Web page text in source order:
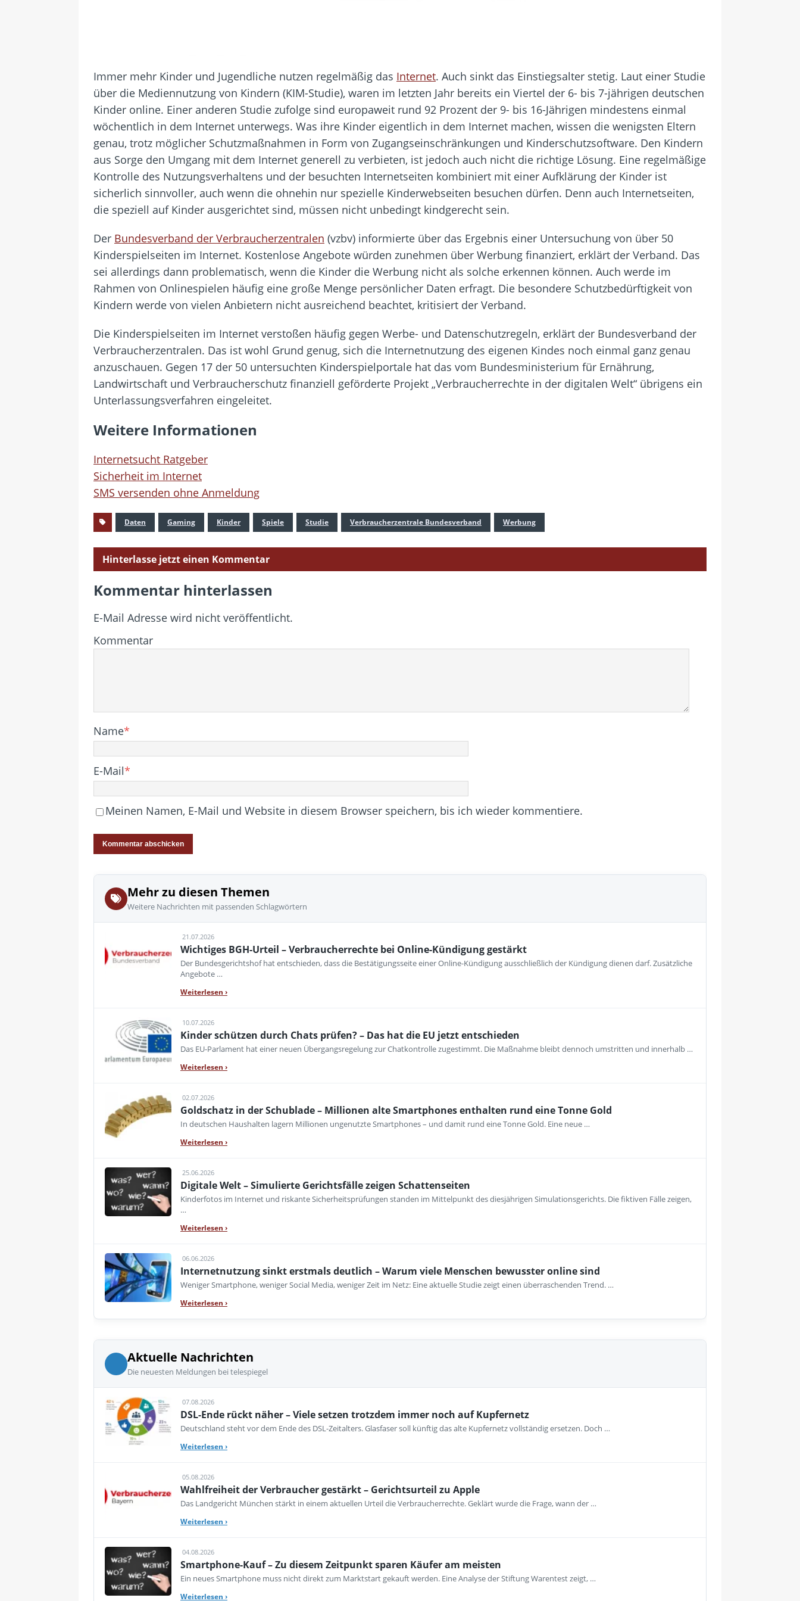
Immer mehr Kinder und Jugendliche nutzen regelmäßig das Internet. Auch sinkt das Einstiegsalter stetig. Laut einer Studie
über die Mediennutzung von Kindern (KIM-Studie), waren im letzten Jahr bereits ein Viertel der 6- bis 7-jährigen deutschen
Kinder online. Einer anderen Studie zufolge sind europaweit rund 92 Prozent der 9- bis 16-Jährigen mindestens einmal
wöchentlich in dem Internet unterwegs. Was ihre Kinder eigentlich in dem Internet machen, wissen die wenigsten Eltern
genau, trotz möglicher Schutzmaßnahmen in Form von Zugangseinschränkungen und Kinderschutzsoftware. Den Kindern
aus Sorge den Umgang mit dem Internet generell zu verbieten, ist jedoch auch nicht die richtige Lösung. Eine regelmäßige
Kontrolle des Nutzungsverhaltens und der besuchten Internetseiten kombiniert mit einer Aufklärung der Kinder ist
sicherlich sinnvoller, auch wenn die ohnehin nur spezielle Kinderwebseiten besuchen dürfen. Denn auch Internetseiten,
die speziell auf Kinder ausgerichtet sind, müssen nicht unbedingt kindgerecht sein.
Der Bundesverband der Verbraucherzentralen (vzbv) informierte über das Ergebnis einer Untersuchung von über 50
Kinderspielseiten im Internet. Kostenlose Angebote würden zunehmen über Werbung finanziert, erklärt der Verband. Das
sei allerdings dann problematisch, wenn die Kinder die Werbung nicht als solche erkennen können. Auch werde im
Rahmen von Onlinespielen häufig eine große Menge persönlicher Daten erfragt. Die besondere Schutzbedürftigkeit von
Kindern werde von vielen Anbietern nicht ausreichend beachtet, kritisiert der Verband.
Die Kinderspielseiten im Internet verstoßen häufig gegen Werbe- und Datenschutzregeln, erklärt der Bundesverband der
Verbraucherzentralen. Das ist wohl Grund genug, sich die Internetnutzung des eigenen Kindes noch einmal ganz genau
anzuschauen. Gegen 17 der 50 untersuchten Kinderspielportale hat das vom Bundesministerium für Ernährung,
Landwirtschaft und Verbraucherschutz finanziell geförderte Projekt „Verbraucherrechte in der digitalen Welt“ übrigens ein
Unterlassungsverfahren eingeleitet.
Weitere Informationen
Internetsucht Ratgeber
Sicherheit im Internet
SMS versenden ohne Anmeldung
Daten Gaming Kinder Spiele Studie Verbraucherzentrale Bundesverband Werbung
Hinterlasse jetzt einen Kommentar
Kommentar hinterlassen
E-Mail Adresse wird nicht veröffentlicht.
Kommentar
Name*
E-Mail*
Meinen Namen, E-Mail und Website in diesem Browser speichern, bis ich wieder kommentiere.
Mehr zu diesen Themen
Weitere Nachrichten mit passenden Schlagwörtern
21.07.2026
Wichtiges BGH-Urteil – Verbraucherrechte bei Online-Kündigung gestärkt
Der Bundesgerichtshof hat entschieden, dass die Bestätigungsseite einer Online-Kündigung ausschließlich der Kündigung dienen darf. Zusätzliche
Angebote …
Weiterlesen ›
10.07.2026
Kinder schützen durch Chats prüfen? – Das hat die EU jetzt entschieden
Das EU-Parlament hat einer neuen Übergangsregelung zur Chatkontrolle zugestimmt. Die Maßnahme bleibt dennoch umstritten und innerhalb …
Weiterlesen ›
02.07.2026
Goldschatz in der Schublade – Millionen alte Smartphones enthalten rund eine Tonne Gold
In deutschen Haushalten lagern Millionen ungenutzte Smartphones – und damit rund eine Tonne Gold. Eine neue …
Weiterlesen ›
25.06.2026
Digitale Welt – Simulierte Gerichtsfälle zeigen Schattenseiten
Kinderfotos im Internet und riskante Sicherheitsprüfungen standen im Mittelpunkt des diesjährigen Simulationsgerichts. Die fiktiven Fälle zeigen,
…
Weiterlesen ›
06.06.2026
Internetnutzung sinkt erstmals deutlich – Warum viele Menschen bewusster online sind
Weniger Smartphone, weniger Social Media, weniger Zeit im Netz: Eine aktuelle Studie zeigt einen überraschenden Trend. …
Weiterlesen ›
Aktuelle Nachrichten
Die neuesten Meldungen bei telespiegel
07.08.2026
DSL-Ende rückt näher – Viele setzen trotzdem immer noch auf Kupfernetz
Deutschland steht vor dem Ende des DSL-Zeitalters. Glasfaser soll künftig das alte Kupfernetz vollständig ersetzen. Doch …
Weiterlesen ›
05.08.2026
Wahlfreiheit der Verbraucher gestärkt – Gerichtsurteil zu Apple
Das Landgericht München stärkt in einem aktuellen Urteil die Verbraucherrechte. Geklärt wurde die Frage, wann der …
Weiterlesen ›
04.08.2026
Smartphone-Kauf – Zu diesem Zeitpunkt sparen Käufer am meisten
Ein neues Smartphone muss nicht direkt zum Marktstart gekauft werden. Eine Analyse der Stiftung Warentest zeigt, …
Weiterlesen ›